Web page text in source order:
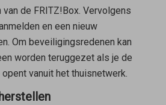
de FRITZ!Box. Vervolgens
en een nieuw
Om beveiligingsredenen kan
worden teruggezet als je de
vanuit het thuisnetwerk.